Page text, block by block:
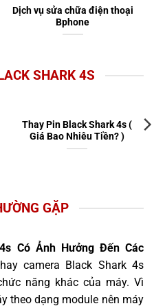
Dịch vụ sửa chữa điện thoại
Bphone
SHARK 4S
Thay Pin Black Shark 4s (
Giá Bao Nhiêu Tiền? )
GẶP
Có Ảnh Hưởng Đến Các
camera Black Shark 4s
năng khác của máy. Vì
theo dạng module nên máy